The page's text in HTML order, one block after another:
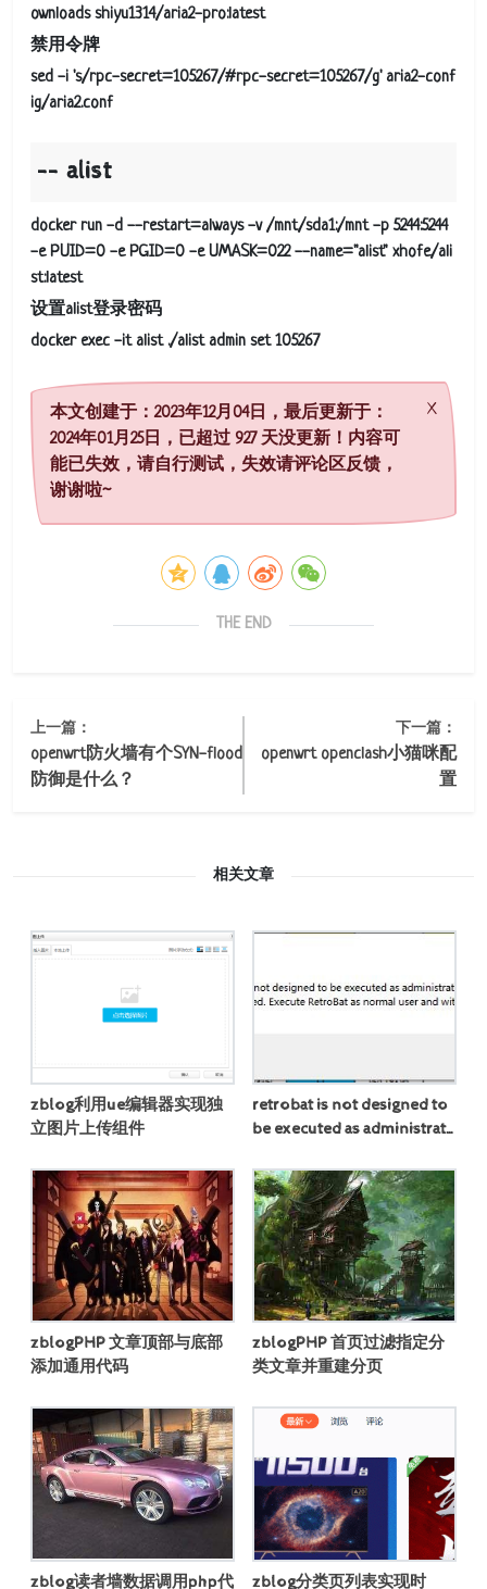
ownloads shiyu1314/aria2-pro:latest
禁用令牌
sed -i 's/rpc-secret=105267/#rpc-secret=105267/g' aria2-conf
ig/aria2.conf
alist
docker run -d --restart=always -v /mnt/sda1:/mnt -p 5244:5244
-e PUID=0 -e PGID=0 -e UMASK=022 --name="alist" xhofe/ali
st:latest
设置alist登录密码
docker exec -it alist ./alist admin set 105267
本文创建于：2023年12月04日，最后更新于：
2024年01月25日，已超过 927 天没更新！内容可
能已失效，请自行测试，失效请评论区反馈，
谢谢啦~
THE END
上一篇：
openwrt防火墙有个SYN-flood
防御是什么？
下一篇：
openwrt openclash小猫咪配
置
相关文章
zblog利用ue编辑器实现独
立图片上传组件
retrobat is not designed to
be executed as administrato
zblogPHP 文章顶部与底部
添加通用代码
zblogPHP 首页过滤指定分
类文章并重建分页
zblog读者墙数据调用php代 zblog分类页列表实现时